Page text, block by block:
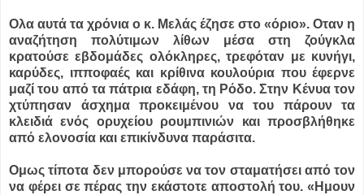
Ολα αυτά τα χρόνια ο κ. Μελάς έζησε στο «όριο». Οταν η
αναζήτηση πολύτιμων λίθων μέσα στη ζούγκλα
κρατούσε εβδομάδες ολόκληρες, τρεφόταν με κυνήγι,
καρύδες, ιπποφαές και κρίθινα κουλούρια που έφερνε
μαζί του από τα πάτρια εδάφη, τη Ρόδο. Στην Κένυα τον
χτύπησαν άσχημα προκειμένου να του πάρουν τα
κλειδιά ενός ορυχείου ρουμπινιών και προσβλήθηκε
από ελονοσία και επικίνδυνα παράσιτα.
Ομως τίποτα δεν μπορούσε να τον σταματήσει από τον
να φέρει σε πέρας την εκάστοτε αποστολή του. «Ημουν